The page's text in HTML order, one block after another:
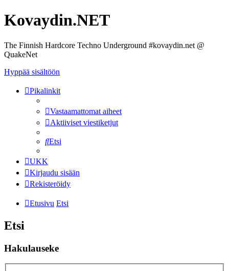
Kovaydin.NET
The Finnish Hardcore Techno Underground #kovaydin.net @
QuakeNet
Hyppää sisältöön
Pikalinkit
Vastaamattomat aiheet
Aktiiviset viestiketjut
Etsi
UKK
Kirjaudu sisään
Rekisteröidy
Etusivu Etsi
Etsi
Hakulauseke